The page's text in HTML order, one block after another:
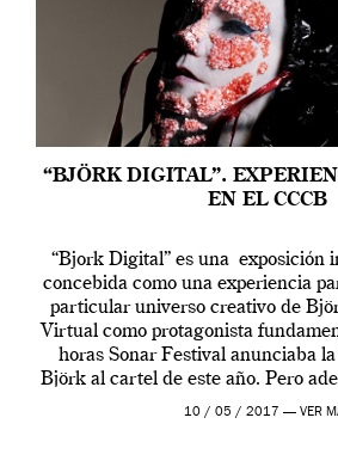
“BJÖRK DIGITAL”.
EN EL CCCB
“Bjork Digital” es una exposición
concebida como una experiencia
particular universo creativo de
Virtual como protagonista
horas Sonar Festival anunciaba
Björk al cartel de este año. Pero
en una de las actuaciones
10 / 05 / 2017 — VER